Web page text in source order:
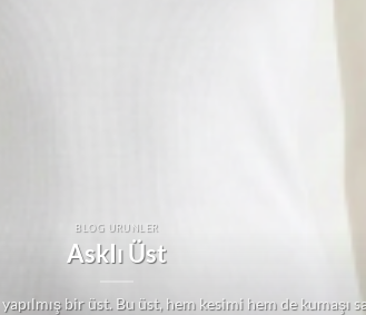
BLOG URUNLER
AskIı Üst
bir üst. Bu üst, hem kesimi hem de kumaşı